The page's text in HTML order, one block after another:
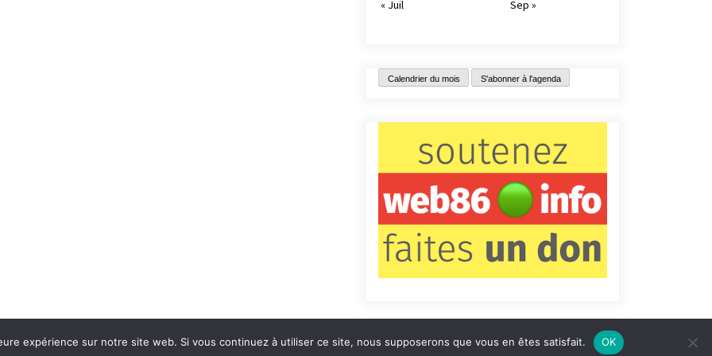
« Juil
Sep »
Calendrier du mois S'abonner à l'agenda
Contact Qui sommes-nous ? Informations légales
expérience sur notre site web. Si vous continuez à utiliser ce site, nous supposerons que vous en êtes satisfait. OK